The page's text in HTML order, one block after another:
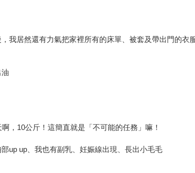
我居然還有力氣把家裡所有的床單、被套及帶出門的衣
，10公斤！這簡直就是「不可能的任務」嘛！
up up、我也有副乳、妊娠線出現、長出小毛毛